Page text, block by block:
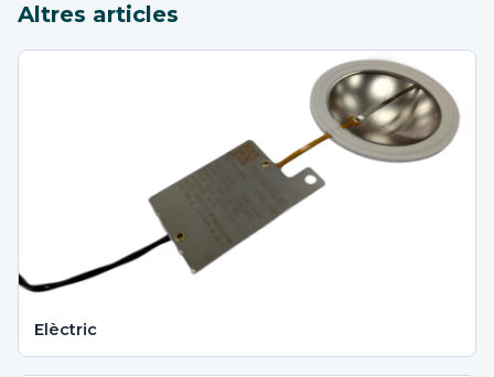
Altres articles
Elèctric